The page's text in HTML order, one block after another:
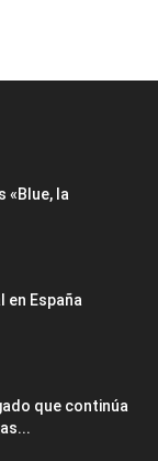
«Blue, la
en España
que continúa